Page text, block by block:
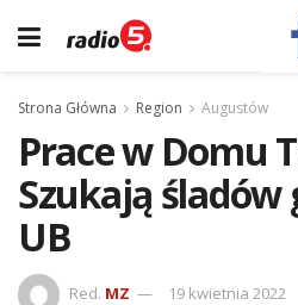
Strona Główna Region Augustów
Prace w Domu
Szukają
UB
Red. MZ 19 kwietnia 2022